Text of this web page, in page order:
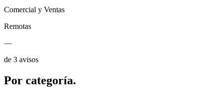
Comercial y Ventas
Remotas
—
de 3 avisos
Por categoría.